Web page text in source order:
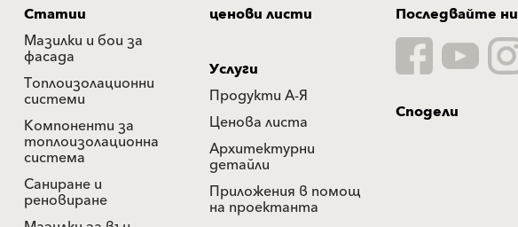
Статии
Мазилки и бои за
фасада
Топлоизолационни
системи
Компоненти за
топлоизолационна
система
Саниране и
реновиране
ценови листи
Услуги
Продукти А-Я
Ценова листа
Архитектурни
детайли
Приложения в помощ
на проектанта
Последвайте ни
Сподели